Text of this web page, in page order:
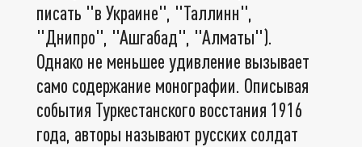
писать "в Украине", "Таллинн",
"Днипро", "Ашгабад", "Алматы").
Однако не меньшее удивление вызывает
само содержание монографии. Описывая
события Туркестанского восстания 1916
года, авторы называют русских солдат